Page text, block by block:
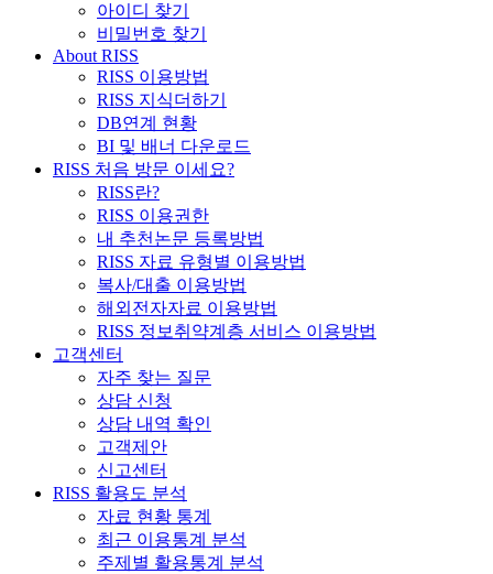
아이디 찾기
비밀번호 찾기
About RISS
RISS 이용방법
RISS 지식더하기
DB연계 현황
BI 및 배너 다운로드
RISS 처음 방문 이세요?
RISS란?
RISS 이용권한
내 추천논문 등록방법
RISS 자료 유형별 이용방법
복사/대출 이용방법
해외전자자료 이용방법
RISS 정보취약계층 서비스 이용방법
고객센터
자주 찾는 질문
상담 신청
상담 내역 확인
고객제안
신고센터
RISS 활용도 분석
자료 현황 통계
최근 이용통계 분석
주제별 활용통계 분석